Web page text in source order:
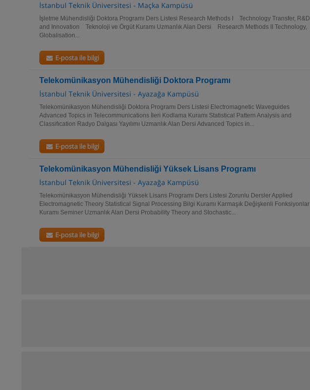
İstanbul Teknik Üniversitesi - Maçka Kampüsü
İşletme Mühendisliği Doktora Programı Ders Listesi Research Methods I Technology Transfer, R&D
and Innovation Teknoloji ve Örgüt Kuramı Uzmanlık Alan Dersi Research Methods II Technology,
Globalisation...
E-posta ile bilgi
Telekomünikasyon Mühendisliği Doktora Programı
İstanbul Teknik Üniversitesi - Ayazağa Kampüsü
Telekomünikasyon Mühendisliği Doktora Programı Ders Listesi Electromagnetic Waveguides
Advanced Topics in Telecommunications İleri Kodlama Kuramı Statistical Pattern Analysis and
Classifıcation Radyo Dalgası Yayılımı Uzmanlık Alan Dersi Advanced Topics in...
E-posta ile bilgi
Telekomünikasyon Mühendisliği Yüksek Lisans Programı
İstanbul Teknik Üniversitesi - Ayazağa Kampüsü
Telekomünikasyon Mühendisliği Yüksek Lisans Programı Ders Listesi Zorunlu Dersler Applied
Electromagnetic Theory Statistical Signal Processing Bilgi Kuramı Karmaşık Değişkenli Fonksiyonlar
Kuramı Seminer Uzmanlık Alan Dersi Probability Theory and Stochastic...
E-posta ile bilgi